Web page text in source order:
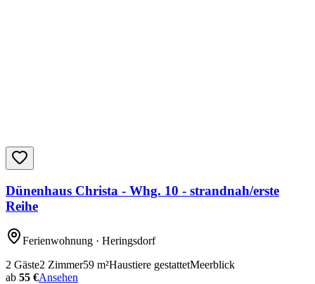
Dünenhaus Christa - Whg. 10 - strandnah/erste
Reihe
Ferienwohnung · Heringsdorf
2 Gäste2 Zimmer59 m²Haustiere gestattetMeerblick
ab 55 €Ansehen